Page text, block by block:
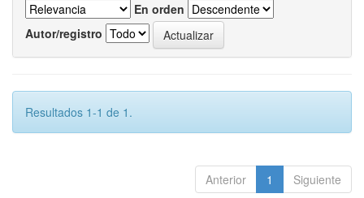
En orden
Autor/registro
Resultados 1-1 de 1.
Anterior 1 Siguiente